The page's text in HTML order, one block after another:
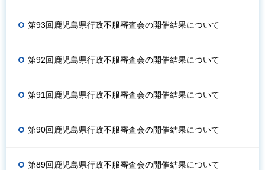
第93回鹿児島県行政不服審査会の開催結果について
第92回鹿児島県行政不服審査会の開催結果について
第91回鹿児島県行政不服審査会の開催結果について
第90回鹿児島県行政不服審査会の開催結果について
第89回鹿児島県行政不服審査会の開催結果について